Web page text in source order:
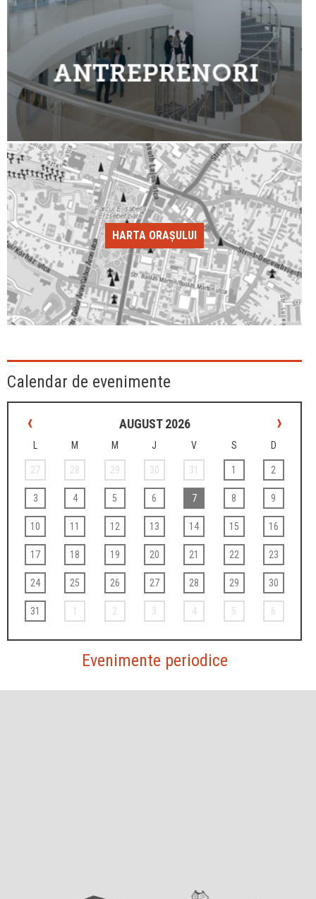
HARTA ORAȘULUI
Calendar de evenimente
‹ AUGUST 2026 ›
L M M J V S D
27 28 29 30 31 1 2
3 4 5 6 7 8 9
10 11 12 13 14 15 16
17 18 19 20 21 22 23
24 25 26 27 28 29 30
31 1 2 3 4 5 6
Evenimente periodice